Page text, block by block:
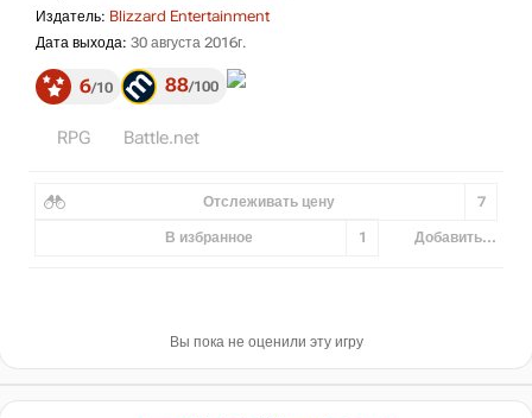
Издатель: Blizzard Entertainment
Дата выхода: 30 августа 2016г.
6 10 88 100
RPG Battle.net
Отслеживать цену 7
В избранное 1 Добавить...
Вы пока не оценили эту игру